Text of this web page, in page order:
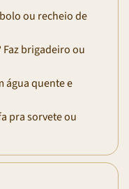
ou recheio de
brigadeiro ou
água quente e
pra sorvete ou